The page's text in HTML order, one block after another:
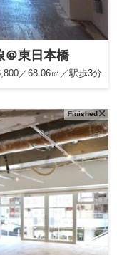
＠東日本橋
／68.06㎡／駅歩3分
Finished